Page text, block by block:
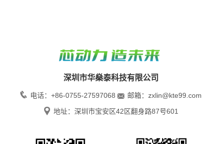
深圳市华燊泰科技有限公司
电话：+86-0755-27597068
邮箱：zxlin@kte99.com
地址：深圳市宝安区42区翻身路87号601